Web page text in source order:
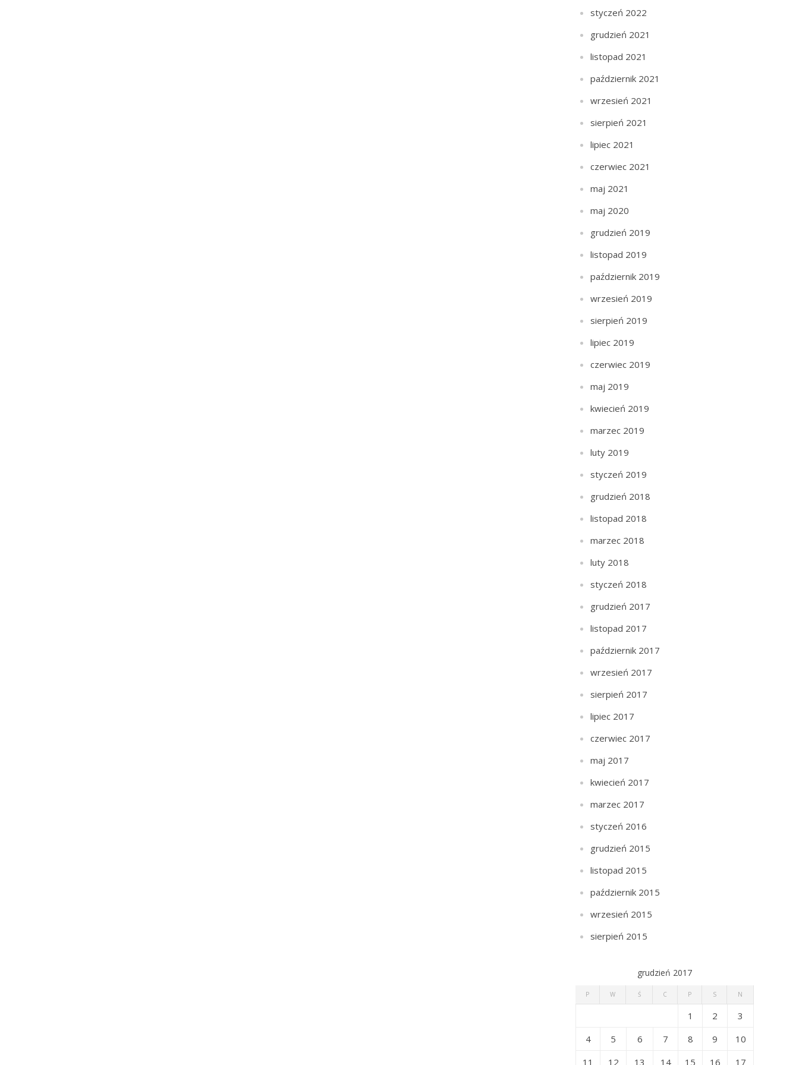
styczeń 2022
grudzień 2021
listopad 2021
październik 2021
wrzesień 2021
sierpień 2021
lipiec 2021
czerwiec 2021
maj 2021
maj 2020
grudzień 2019
listopad 2019
październik 2019
wrzesień 2019
sierpień 2019
lipiec 2019
czerwiec 2019
maj 2019
kwiecień 2019
marzec 2019
luty 2019
styczeń 2019
grudzień 2018
listopad 2018
marzec 2018
luty 2018
styczeń 2018
grudzień 2017
listopad 2017
październik 2017
wrzesień 2017
sierpień 2017
lipiec 2017
czerwiec 2017
maj 2017
kwiecień 2017
marzec 2017
styczeń 2016
grudzień 2015
listopad 2015
październik 2015
wrzesień 2015
sierpień 2015
grudzień 2017
P W Ś C P S N
1 2
3
4
5 6 7 8 9
10
11
12 13 14 15 16 17